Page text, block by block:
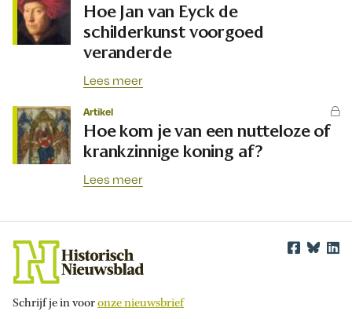
Hoe Jan van Eyck de
schilderkunst voorgoed
veranderde
Lees meer
Artikel
Hoe kom je van een nutteloze of
krankzinnige koning af?
Lees meer
Schrijf je in vooronze nieuwsbrief